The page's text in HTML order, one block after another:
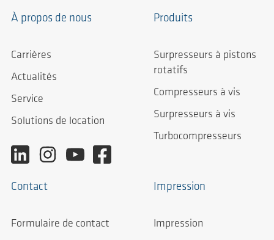
À propos de nous
Carrières
Actualités
Service
Solutions de location
Produits
Surpresseurs à pistons
rotatifs
Compresseurs à vis
Surpresseurs à vis
Turbocompresseurs
Contact
Formulaire de contact
Impression
Impression